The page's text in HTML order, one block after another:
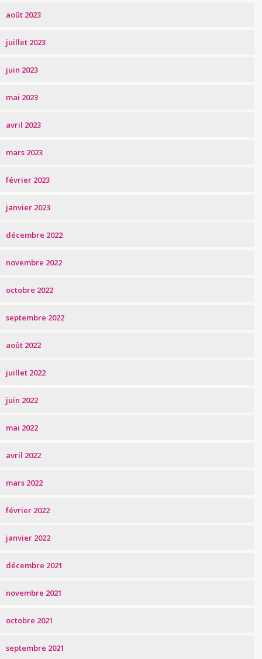
août 2023
juillet 2023
juin 2023
mai 2023
avril 2023
mars 2023
février 2023
janvier 2023
décembre 2022
novembre 2022
octobre 2022
septembre 2022
août 2022
juillet 2022
juin 2022
mai 2022
avril 2022
mars 2022
février 2022
janvier 2022
décembre 2021
novembre 2021
octobre 2021
septembre 2021